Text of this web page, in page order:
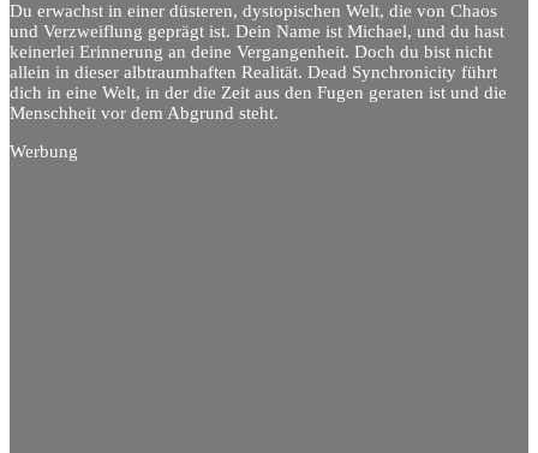
Du erwachst in einer düsteren, dystopischen Welt, die von Chaos
und Verzweiflung geprägt ist. Dein Name ist Michael, und du hast
keinerlei Erinnerung an deine Vergangenheit. Doch du bist nicht
allein in dieser albtraumhaften Realität. Dead Synchronicity führt
dich in eine Welt, in der die Zeit aus den Fugen geraten ist und die
Menschheit vor dem Abgrund steht.
Werbung